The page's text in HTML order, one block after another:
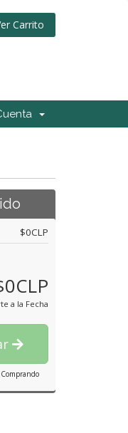
Carrito
$0CLP
a la Fecha